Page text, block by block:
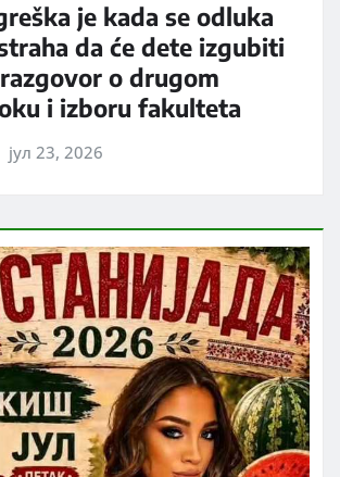
je kada se odluka
da će dete izgubiti
o drugom
i izboru fakulteta
јул 23, 2026